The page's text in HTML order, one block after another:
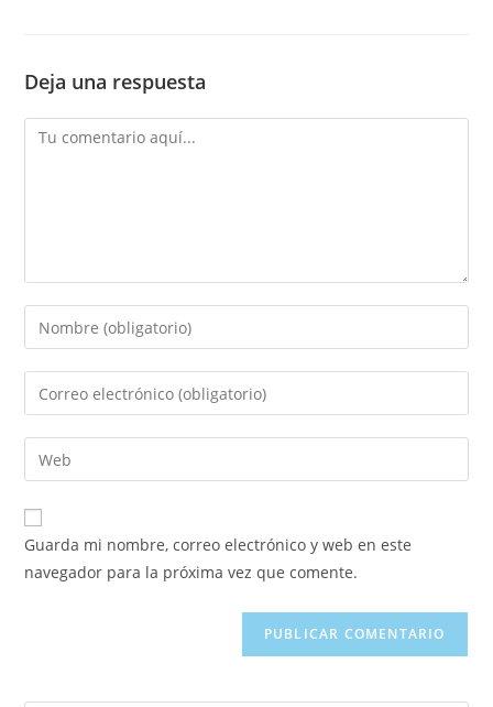
Deja una respuesta
Guarda mi nombre, correo electrónico y web en este
navegador para la próxima vez que comente.